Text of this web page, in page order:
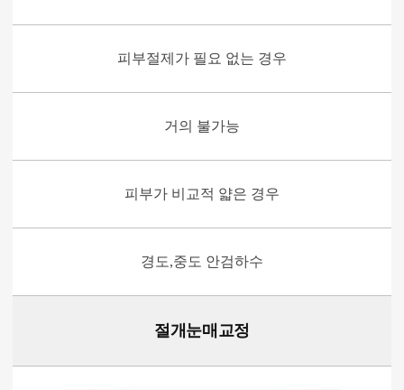
피부절제가 필요 없는 경우
거의 불가능
피부가 비교적 얇은 경우
경도,중도 안검하수
절개눈매교정